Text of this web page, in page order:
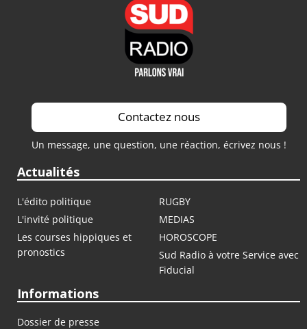
Contactez nous
Un message, une question, une réaction, écrivez nous !
Actualités
L'édito politique
RUGBY
L'invité politique
MEDIAS
Les courses hippiques et
pronostics
HOROSCOPE
Sud Radio à votre Service avec
Fiducial
Informations
Dossier de presse